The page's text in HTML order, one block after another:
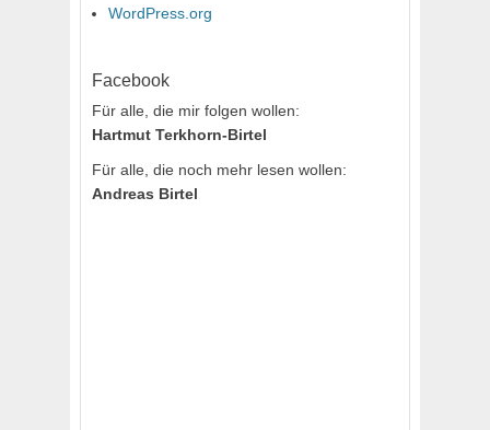
WordPress.org
Facebook
Für alle, die mir folgen wollen:
Hartmut Terkhorn-Birtel
Für alle, die noch mehr lesen wollen:
Andreas Birtel